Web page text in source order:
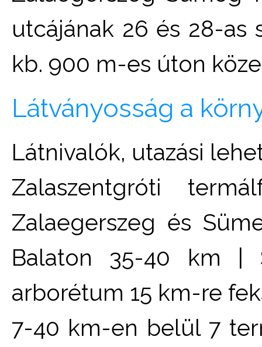
utcájának 26 és 28-as
kb. 900 m-es úton
Látványosság a
Látnivalók, utazási
Zalaszentgróti
Zalaegerszeg és
Balaton 35-40 km |
arborétum 15 km-re
7-40 km-en belül 7